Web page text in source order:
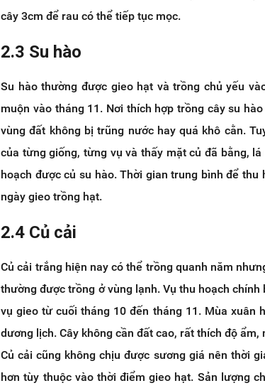
cây 3cm để rau có thể tiếp tục mọc.
2.3 Su hào
Su hào thường được gieo hạt và trồng chủ yếu
muộn vào tháng 11. Nơi thích hợp trồng cây su
vùng đất không bị trũng nước hay quá khô cằn.
của từng giống, từng vụ và thấy mặt củ đã bằng,
hoạch được củ su hào. Thời gian trung bình để
ngày gieo trồng hạt.
2.4 Củ cải
Củ cải trắng hiện nay có thể trồng quanh năm
thường được trồng ở vùng lạnh. Vụ thu hoạch
vụ gieo từ cuối tháng 10 đến tháng 11. Mùa xuân
dương lịch. Cây không cần đất cao, rất thích độ
Củ cải cũng không chịu được sương giá nên thời
hơn tùy thuộc vào thời điểm gieo hạt. Sản lượng